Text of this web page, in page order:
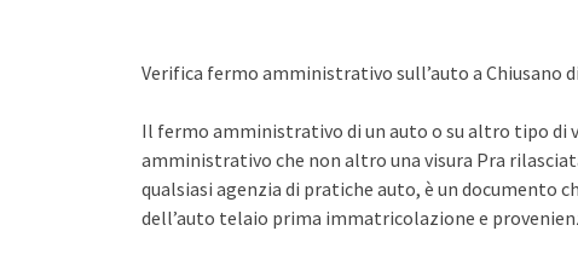
Verifica fermo amministrativo sull’auto a Chiusano
Il fermo amministrativo di un auto o su altro tipo di
amministrativo che non altro una visura Pra
qualsiasi agenzia di pratiche auto, è un documento
dell’auto telaio prima immatricolazione e